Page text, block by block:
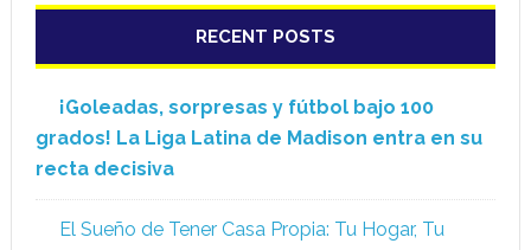
RECENT POSTS
¡Goleadas, sorpresas y fútbol bajo 100
grados! La Liga Latina de Madison entra en su
recta decisiva
El Sueño de Tener Casa Propia: Tu Hogar, Tu